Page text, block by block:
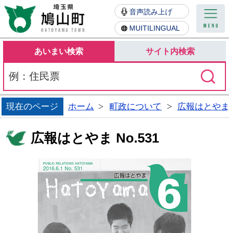
鳩山町
音声読み上げ
MUITILINGUAL
あいまい検索 サイト内検索
現在のページ ホーム 町政について 広報はとや
広報はとやま No.531